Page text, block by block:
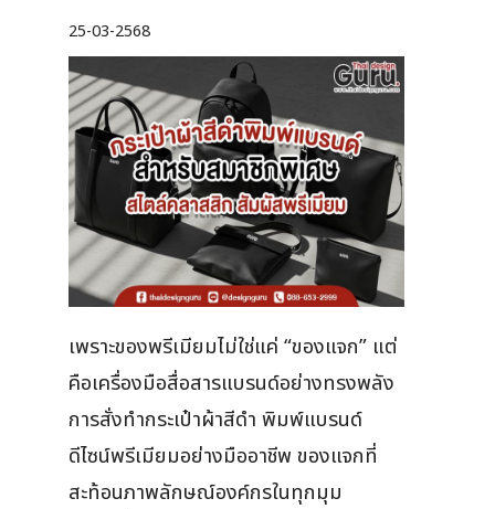
25-03-2568
เพราะของพรีเมียมไม่ใช่แค่ “ของแจก” แต่
คือเครื่องมือสื่อสารแบรนด์อย่างทรงพลัง
การสั่งทำกระเป๋าผ้าสีดำ พิมพ์แบรนด์
ดีไซน์พรีเมียมอย่างมืออาชีพ ของแจกที่
สะท้อนภาพลักษณ์องค์กรในทุกมุม